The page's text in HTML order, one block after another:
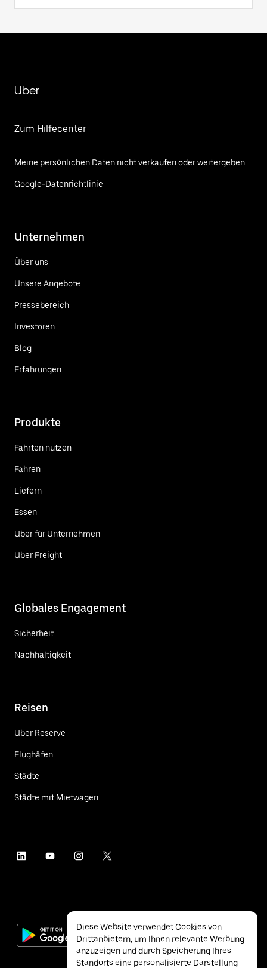
Uber
Zum Hilfecenter
Meine persönlichen Daten nicht verkaufen oder weitergeben
Google-Datenrichtlinie
Unternehmen
Über uns
Unsere Angebote
Pressebereich
Investoren
Blog
Erfahrungen
Produkte
Fahrten nutzen
Fahren
Liefern
Essen
Uber für Unternehmen
Uber Freight
Globales Engagement
Sicherheit
Nachhaltigkeit
Reisen
Uber Reserve
Flughäfen
Städte
Städte mit Mietwagen
Diese Website verwendet Cookies von
Drittanbietern, um Ihnen relevante Werbung
anzuzeigen und durch Speicherung Ihres
Standorts eine personalisierte Darstellung